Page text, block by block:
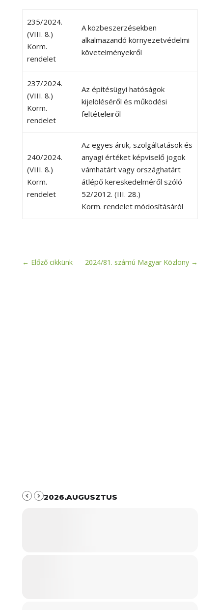
235/2024.
(VIII. 8.)
Korm.
rendelet
A közbeszerzésekben
alkalmazandó környezetvédelmi
követelményekről
237/2024.
(VIII. 8.)
Korm.
rendelet
Az építésügyi hatóságok
kijelöléséről és működési
feltételeiről
240/2024.
(VIII. 8.)
Korm.
rendelet
Az egyes áruk, szolgáltatások és
anyagi értéket képviselő jogok
vámhatárt vagy országhatárt
átlépő kereskedelméről szóló
52/2012. (III. 28.)
Korm. rendelet módosításáról
← Előző cikkünk 2024/81. számú Magyar Közlöny →
2026.AUGUSZTUS